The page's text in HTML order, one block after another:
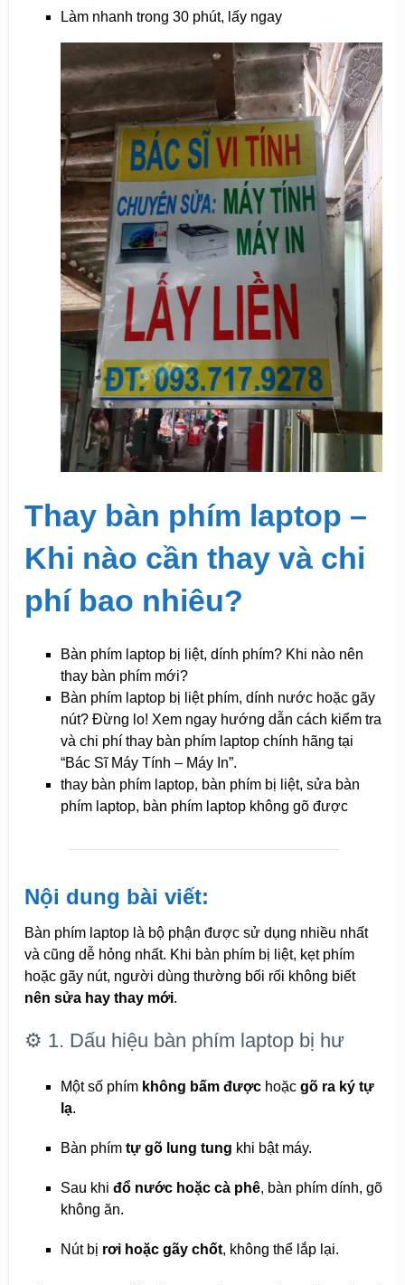
Làm nhanh trong 30 phút, lấy ngay
Thay bàn phím laptop –
Khi nào cần thay và chi
phí bao nhiêu?
Bàn phím laptop bị liệt, dính phím? Khi nào nên
thay bàn phím mới?
Bàn phím laptop bị liệt phím, dính nước hoặc gãy
nút? Đừng lo! Xem ngay hướng dẫn cách kiểm tra
và chi phí thay bàn phím laptop chính hãng tại
“Bác Sĩ Máy Tính – Máy In”.
thay bàn phím laptop, bàn phím bị liệt, sửa bàn
phím laptop, bàn phím laptop không gõ được
Nội dung bài viết:
Bàn phím laptop là bộ phận được sử dụng nhiều nhất
và cũng dễ hỏng nhất. Khi bàn phím bị liệt, kẹt phím
hoặc gãy nút, người dùng thường bối rối không biết
nên sửa hay thay mới.
⚙️ 1. Dấu hiệu bàn phím laptop bị hư
Một số phím không bấm đượchoặc gõ ra ký tự
lạ.
Bàn phím tự gõ lung tung khi bật máy.
Sau khi đổ nước hoặc cà phê, bàn phím dính, gõ
không ăn.
Nút bị rơi hoặc gãy chốt, không thể lắp lại.